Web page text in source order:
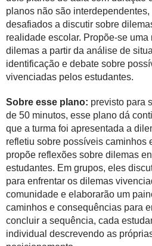
planos não são
desafiados a discutir sobre
realidade escolar. Propõe-se
dilemas a partir da análise de
identificação e debate sobre
vivenciadas pelos estudantes.
Sobre esse plano: previsto para
de 50 minutos, esse plano dá
que a turma foi apresentada a
refletiu sobre possíveis caminhos
propõe reflexões sobre dilemas
estudantes. Em grupos, eles
para enfrentar os dilemas
comunidade e elaborarão um
caminhos e consequências para
concluir a sequência, cada
individual descrevendo as